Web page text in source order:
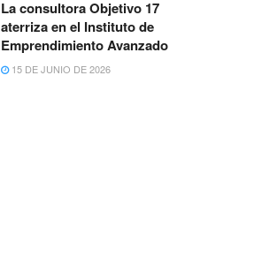
La consultora Objetivo 17
aterriza en el Instituto de
Emprendimiento Avanzado
15 DE JUNIO DE 2026